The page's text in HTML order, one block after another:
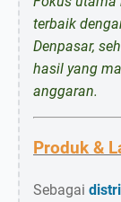
terbaik
Denpasar,
hasil yang
anggaran.
Produk &
Sebagai